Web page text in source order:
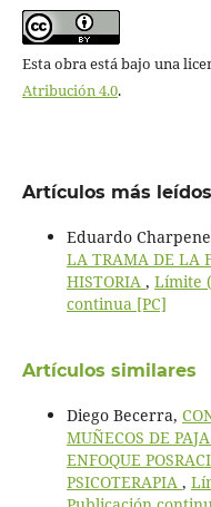
Esta obra está bajo una
Atribución 4.0.
Artículos más
Eduardo
LA TRAMA DE LA
HISTORIA , Límite
continua [PC]
Artículos similares
Diego Becerra,
MUÑECOS DE
ENFOQUE
PSICOTERAPIA ,